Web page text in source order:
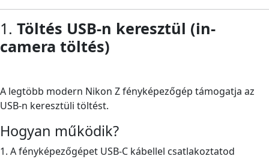
1. Töltés USB-n keresztül (in-
camera töltés)
A legtöbb modern Nikon Z fényképezőgép támogatja az
USB-n keresztüli töltést.
Hogyan működik?
1. A fényképezőgépet USB-C kábellel csatlakoztatod